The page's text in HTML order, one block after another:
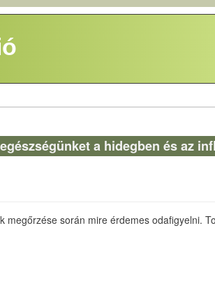
a hidegben és az
során mire érdemes odafigyelni.